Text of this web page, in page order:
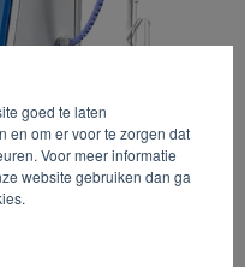
goed te laten
en om er voor te zorgen dat
Voor meer informatie
website gebruiken dan ga